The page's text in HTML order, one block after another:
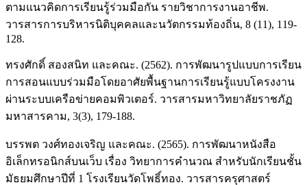
ตามแนวคิดการเรียนรู้ร่วมมือกัน รายวิชาการงานอาชีพ.
วารสารการบริหารนิติบุคคลและนวัตกรรมท้องถิ่น, 8 (11), 119-
128.
ทรงศักดิ์ สองสนิท และคณะ. (2562). การพัฒนารูปแบบการเรียน
การสอนแบบร่วมมือโดยอาศัยพื้นฐานการเรียนรู้แบบโครงงาน
ผ่านระบบเครือข่ายคอมพิวเตอร์. วารสารมหาวิทยาลัยราชภัฏ
มหาสารคาม, 3(3), 179-188.
บรรพต วงศ์ทองเจริญ และคณะ. (2565). การพัฒนาหนังสือ
อิเล็กทรอนิกส์บนเว็บ เรื่อง วิทยาการคำนวณ สำหรับนักเรียนชั้น
มัธยมศึกษาปีที่ 1 โรงเรียนวัดโพธิ์ทอง. วารสารครุศาสตร์